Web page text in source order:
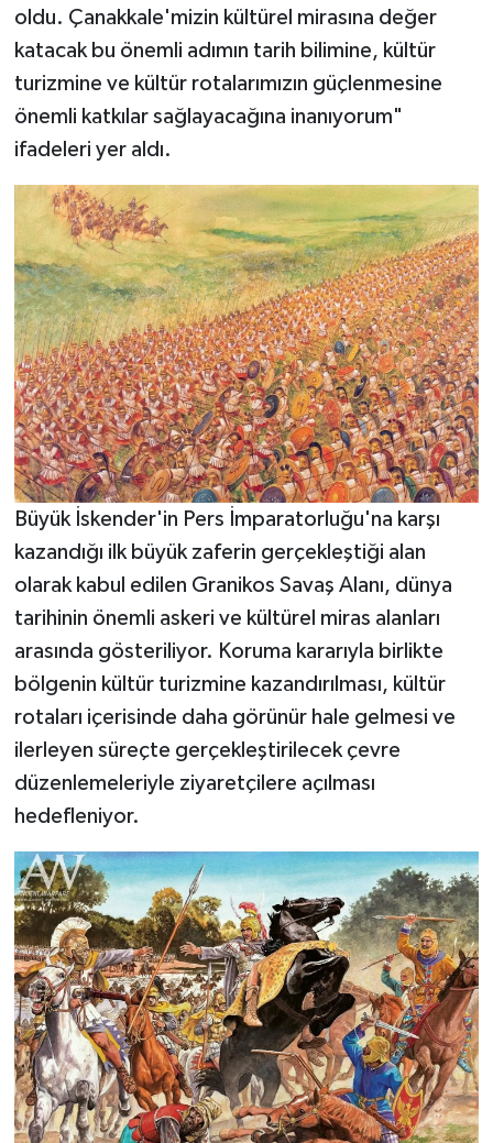
oldu. Çanakkale'mizin kültürel mirasına değer
katacak bu önemli adımın tarih bilimine, kültür
turizmine ve kültür rotalarımızın güçlenmesine
önemli katkılar sağlayacağına inanıyorum"
ifadeleri yer aldı.
Büyük İskender'in Pers İmparatorluğu'na karşı
kazandığı ilk büyük zaferin gerçekleştiği alan
olarak kabul edilen Granikos Savaş Alanı, dünya
tarihinin önemli askeri ve kültürel miras alanları
arasında gösteriliyor. Koruma kararıyla birlikte
bölgenin kültür turizmine kazandırılması, kültür
rotaları içerisinde daha görünür hale gelmesi ve
ilerleyen süreçte gerçekleştirilecek çevre
düzenlemeleriyle ziyaretçilere açılması
hedefleniyor.